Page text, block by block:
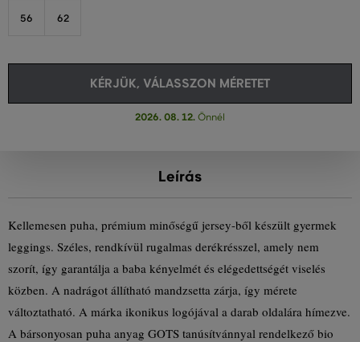
56 62
KÉRJÜK, VÁLASSZON MÉRETET
2026. 08. 12. Önnél
Leírás
Kellemesen puha, prémium minőségű jersey-ből készült gyermek
leggings. Széles, rendkívül rugalmas derékrésszel, amely nem
szorít, így garantálja a baba kényelmét és elégedettségét viselés
közben. A nadrágot állítható mandzsetta zárja, így mérete
változtatható. A márka ikonikus logójával a darab oldalára hímezve.
A bársonyosan puha anyag GOTS tanúsítvánnyal rendelkező bio